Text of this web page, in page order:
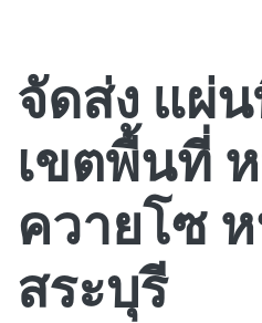
จัดส่ง แผ่
เขตพื้นที่
ควายโซ
สระบุรี